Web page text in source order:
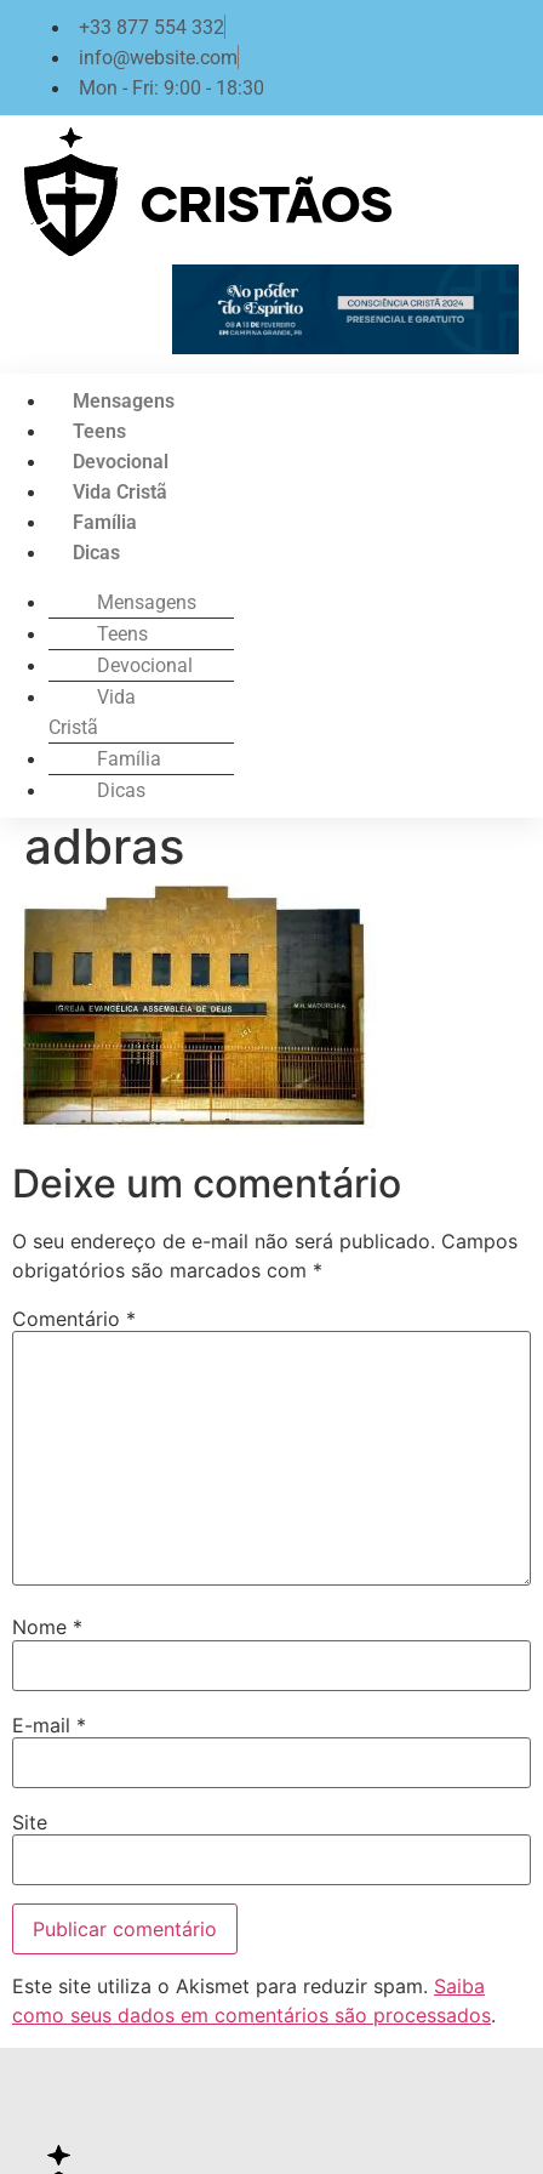
conteúdo
+33 877 554 332
info@website.com
Mon - Fri: 9:00 - 18:30
Mensagens
Teens
Devocional
Vida Cristã
Família
Dicas
Mensagens
Teens
Devocional
Vida
Cristã
Família
Dicas
adbras
Deixe um comentário
O seu endereço de e-mail não será publicado. Campos
obrigatórios são marcados com *
Comentário *
Nome *
E-mail *
Site
Este site utiliza o Akismet para reduzir spam. Saiba
como seus dados em comentários são processados.